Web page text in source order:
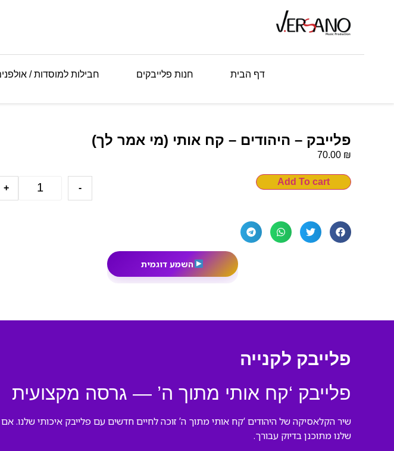
דף הבית חנות פלייבקים חבילות למוסדות /
פלייבק – היהודים – קח אותי (מי אמר לך)
70.00 ₪
-
+
Add To cart
השמע דוגמית
פלייבק לקנייה
פלייבק ‘קח אותי מתוך ה’ — גרסה מקצועית
שיר הקלאסיקה של היהודים ‘קח אותי מתוך ה’ זוכה לחיים חדשים עם פלייבק איכותי
שלנו מתוכנן בדיוק עבורך.